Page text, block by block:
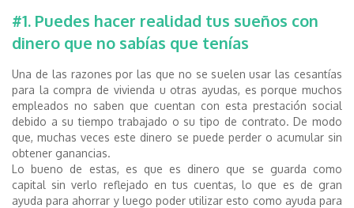
#1. Puedes hacer realidad tus sueños con
dinero que no sabías que tenías
Una de las razones por las que no se suelen usar las cesantías
para la compra de vivienda u otras ayudas, es porque muchos
empleados no saben que cuentan con esta prestación social
debido a su tiempo trabajado o su tipo de contrato. De modo
que, muchas veces este dinero se puede perder o acumular sin
obtener ganancias.
Lo bueno de estas, es que es dinero que se guarda como
capital sin verlo reflejado en tus cuentas, lo que es de gran
ayuda para ahorrar y luego poder utilizar esto como ayuda para